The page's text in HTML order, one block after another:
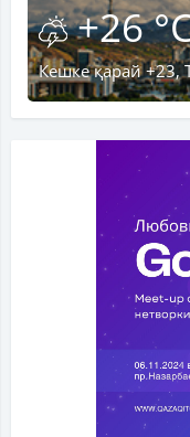
+26
Кешке қарай +23,